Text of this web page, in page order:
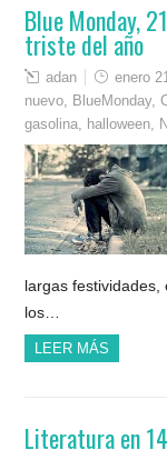
Blue Monday,
triste del año
adan enero
nuevo
BlueMonday,
gasolina
halloween
largas
los…
LEER MÁS
Literatura en